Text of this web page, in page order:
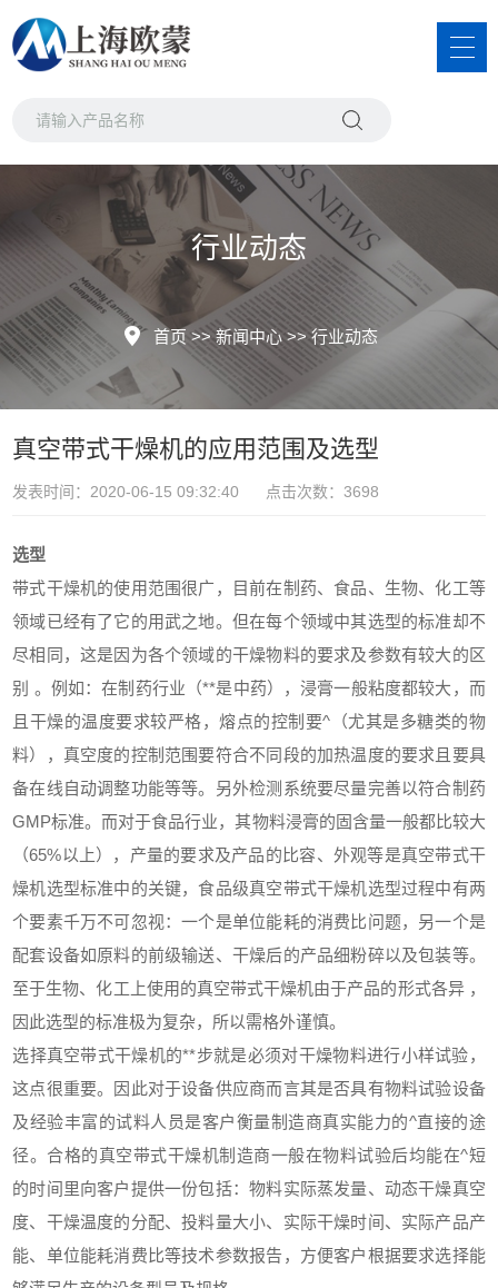
行业动态
首页 >>新闻中心>>行业动态
真空带式干燥机的应用范围及选型
发表时间：2020-06-15 09:32:40 点击次数：3698
选型
带式干燥机的使用范围很广，目前在制药、食品、生物、化工等
领域已经有了它的用武之地。但在每个领域中其选型的标准却不
尽相同，这是因为各个领域的干燥物料的要求及参数有较大的区
别 。例如：在制药行业（**是中药），浸膏一般粘度都较大，而
且干燥的温度要求较严格，熔点的控制要^（尤其是多糖类的物
料），真空度的控制范围要符合不同段的加热温度的要求且要具
备在线自动调整功能等等。另外检测系统要尽量完善以符合制药
GMP标准。而对于食品行业，其物料浸膏的固含量一般都比较大
（65%以上），产量的要求及产品的比容、外观等是真空带式干
燥机选型标准中的关键，食品级真空带式干燥机选型过程中有两
个要素千万不可忽视：一个是单位能耗的消费比问题，另一个是
配套设备如原料的前级输送、干燥后的产品细粉碎以及包装等。
至于生物、化工上使用的真空带式干燥机由于产品的形式各异 ，
因此选型的标准极为复杂，所以需格外谨慎。
选择真空带式干燥机的**步就是必须对干燥物料进行小样试验，
这点很重要。因此对于设备供应商而言其是否具有物料试验设备
及经验丰富的试料人员是客户衡量制造商真实能力的^直接的途
径。合格的真空带式干燥机制造商一般在物料试验后均能在^短
的时间里向客户提供一份包括：物料实际蒸发量、动态干燥真空
度、干燥温度的分配、投料量大小、实际干燥时间、实际产品产
能、单位能耗消费比等技术参数报告，方便客户根据要求选择能